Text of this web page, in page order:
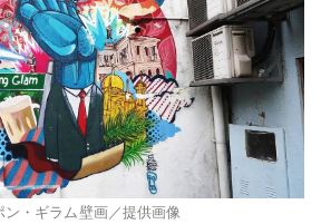
ン・ギラム壁画／提供画像